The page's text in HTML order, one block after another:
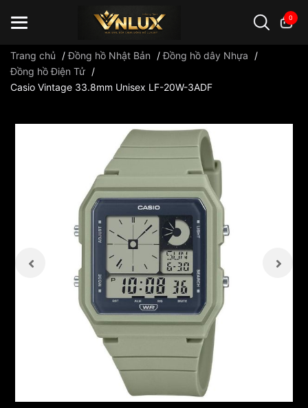
0
Đồng hồ casio đồng hồ G-Shock đồng hồ Orient
Trang chủ /Đồng hồ Nhật Bản /Đồng hồ dây Nhựa
/
Đồng hồ Điện Tử /
Casio Vintage 33.8mm Unisex LF-20W-3ADF